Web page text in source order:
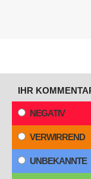
IHR
NEGATIV
VERWIRREND
UNBEKANNTE